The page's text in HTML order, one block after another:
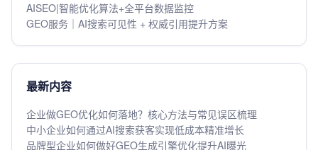
AISEO|智能优化算法+全平台数据监控
GEO服务｜AI搜索可见性 + 权威引用提升方案
最新内容
企业做GEO优化如何落地？核心方法与常见误区梳理
中小企业如何通过AI搜索获客实现低成本精准增长
品牌型企业如何做好GEO生成引擎优化提升AI曝光